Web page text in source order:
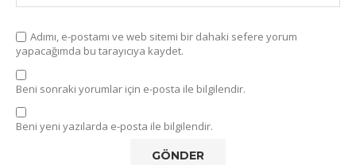
Adımı, e-postamı ve web sitemi bir dahaki sefere yorum
yapacağımda bu tarayıcıya kaydet.
Beni sonraki yorumlar için e-posta ile bilgilendir.
Beni yeni yazılarda e-posta ile bilgilendir.